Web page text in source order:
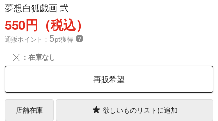
夢想白狐戯画 弐
550円（税込）
通販ポイント： 5pt獲得 ？
╳ ：在庫なし
再販希望
店舗在庫 欲しいものリストに追加